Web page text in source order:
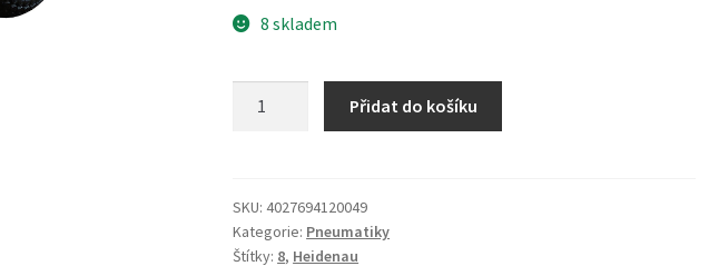
8 skladem
46M
K38
TL
Přidat do košíku
SKU:4027694120049
Kategorie: Pneumatiky
Štítky: 8, Heidenau